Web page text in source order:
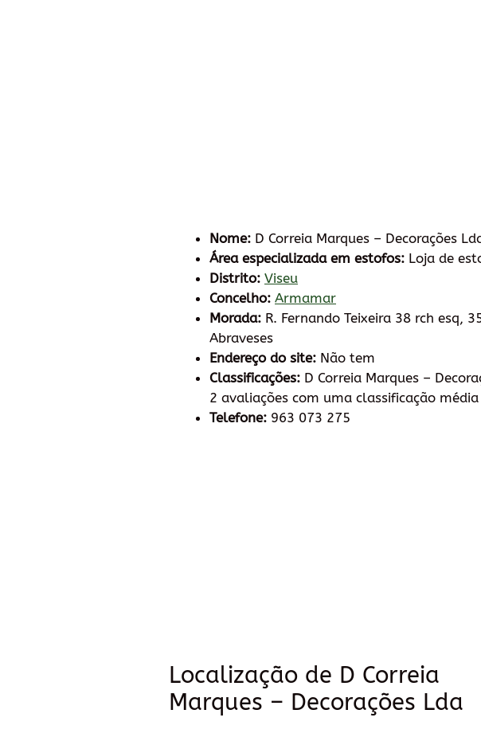
Nome: D Correia Marques – Decorações
Área especializada em estofos: Loja de
Distrito: Viseu
Concelho: Armamar
Morada: R. Fernando Teixeira 38 rch esq,
Abraveses
Endereço do site: Não tem
Classificações: D Correia Marques –
2 avaliações com uma classificação
Telefone: 963 073 275
Localização de D Correia
Marques – Decorações Lda